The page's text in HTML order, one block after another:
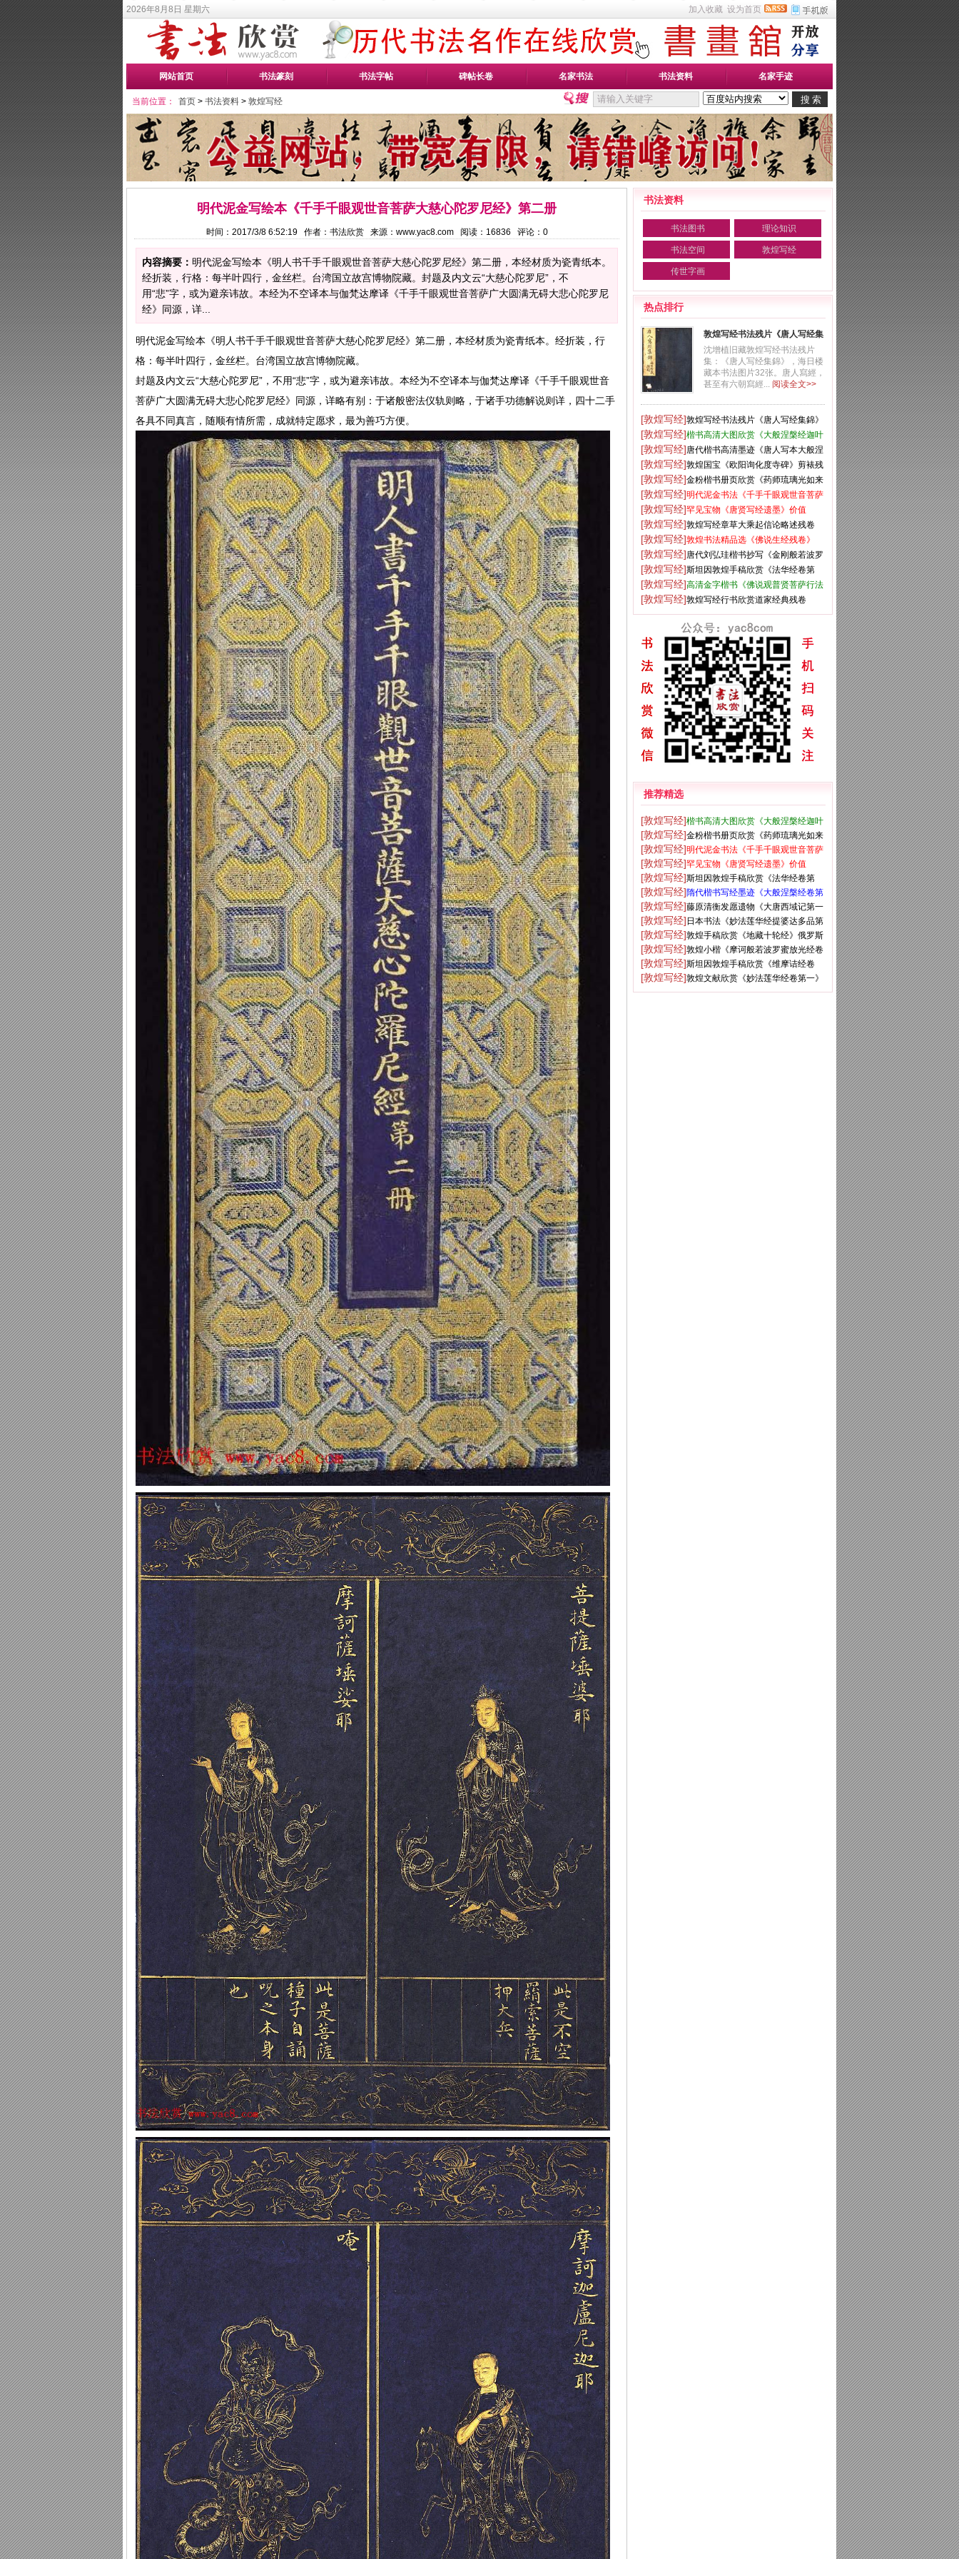
2026年8月8日 星期六 加入收藏 设为首页
网站首页 书法篆刻 书法字帖 碑帖长卷 名家书法 书法资料 名家手迹
当前位置： 首页 > 书法资料 > 敦煌写经
明代泥金写绘本《千手千眼观世音菩萨大慈心陀罗尼经》第二册
时间：2017/3/8 6:52:19 作者：书法欣赏 来源：www.yac8.com 阅读： 16836 评论： 0
内容摘要： 明代泥金写绘本《明人书千手千眼观世音菩萨大慈心陀罗尼经》第二册，本经材质为瓷青纸本。
经折装，行格：每半叶四行，金丝栏。台湾国立故宫博物院藏。封题及内文云“大慈心陀罗尼”，不
用“悲”字，或为避亲讳故。本经为不空译本与伽梵达摩译《千手千眼观世音菩萨广大圆满无碍大悲心陀罗尼
经》同源，详...
明代泥金写绘本《明人书千手千眼观世音菩萨大慈心陀罗尼经》第二册，本经材质为瓷青纸本。经折装，行
格：每半叶四行，金丝栏。台湾国立故宫博物院藏。
封题及内文云“大慈心陀罗尼”，不用“悲”字，或为避亲讳故。本经为不空译本与伽梵达摩译《千手千眼观世音
菩萨广大圆满无碍大悲心陀罗尼经》同源，详略有别：于诸般密法仪轨则略，于诸手功德解说则详，四十二手
各具不同真言，随顺有情所需，成就特定愿求，最为善巧方便。
书法资料
书法图书 理论知识
书法空间 敦煌写经
传世字画
热点排行
敦煌写经书法残片《唐人写经集
錦》
沈增植旧藏敦煌写经书法残片
集：《唐人写经集錦》，海日楼
藏本书法图片32张。唐人寫經，
甚至有六朝寫經... 阅读全文>>
[敦煌写经]敦煌写经书法残片《唐人写经集錦》
[敦煌写经]楷书高清大图欣赏《大般涅槃经迦叶
菩萨品第十二》
[敦煌写经]唐代楷书高清墨迹《唐人写本大般涅
盘经》
[敦煌写经]敦煌国宝《欧阳询化度寺碑》剪裱残
本
[敦煌写经]金粉楷书册页欣赏《药师琉璃光如来
本愿功德经》
[敦煌写经]明代泥金书法《千手千眼观世音菩萨
大慈心陀罗尼经》第一册
[敦煌写经]罕见宝物《唐贤写经遗墨》价值
5750万元
[敦煌写经]敦煌写经章草大乘起信论略述残卷
[敦煌写经]敦煌书法精品选《佛说生经残卷》
[敦煌写经]唐代刘弘珪楷书抄写《金刚般若波罗
蜜经》
[敦煌写经]斯坦因敦煌手稿欣赏《法华经卷第
六》大英图书馆藏
[敦煌写经]高清金字楷书《佛说观普贤菩萨行法
经》
[敦煌写经]敦煌写经行书欣赏道家经典残卷
推荐精选
[敦煌写经]楷书高清大图欣赏《大般涅槃经迦叶
菩萨品第十二》
[敦煌写经]金粉楷书册页欣赏《药师琉璃光如来
本愿功德经》
[敦煌写经]明代泥金书法《千手千眼观世音菩萨
大慈心陀罗尼经》第一册
[敦煌写经]罕见宝物《唐贤写经遗墨》价值
5750万元
[敦煌写经]斯坦因敦煌手稿欣赏《法华经卷第
六》大英图书馆藏
[敦煌写经]隋代楷书写经墨迹《大般涅槃经卷第
十五》
[敦煌写经]藤原清衡发愿遗物《大唐西域记第一
卷》东京国立博物馆藏
[敦煌写经] 日本书法《妙法莲华经提婆达多品第
十二》大都会艺术博物馆藏
[敦煌写经]敦煌手稿欣赏《地藏十轮经》俄罗斯
科学院东方学研究所藏
[敦煌写经]敦煌小楷《摩诃般若波罗蜜放光经卷
第七》
[敦煌写经]斯坦因敦煌手稿欣赏《维摩诘经卷
下》大英图书馆藏
[敦煌写经]敦煌文献欣赏《妙法莲华经卷第一》
俄罗斯科学院藏品